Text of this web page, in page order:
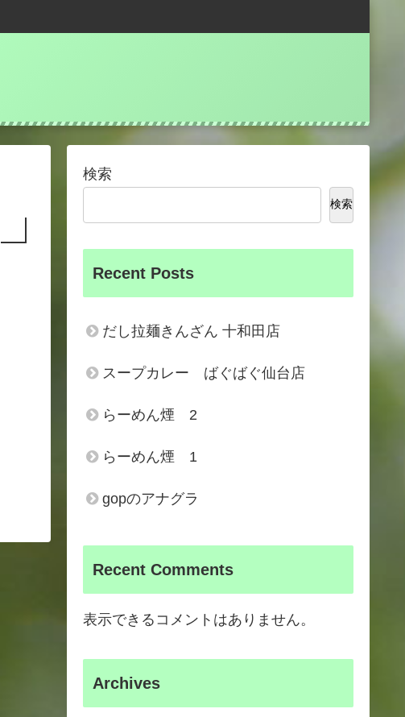
検索
検索
Recent Posts
だし拉麺きんざん 十和田店
スープカレー ばぐばぐ仙台店
らーめん煙 2
らーめん煙 1
gopのアナグラ
Recent Comments
表示できるコメントはありません。
Archives